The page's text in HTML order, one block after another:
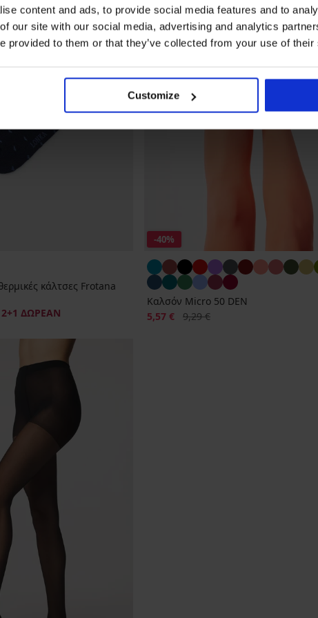
content and ads, to provide social media features and to
our site with our social media, advertising and analytics
provided to them or that they’ve collected from your use of
Customize
κάλτσες Frotana
2+1 ΔΩΡΕΑΝ
-40%
Καλσόν Micro 50 DEN
Έκπτωση
5,57 € Αρχική τιμή
9,29 €